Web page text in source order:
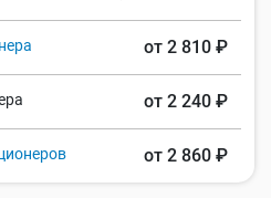
от 2 810 ₽
от 2 240 ₽
от 2 860 ₽